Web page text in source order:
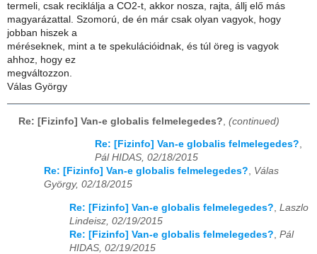
termeli, csak reciklálja a CO2-t, akkor nosza, rajta, állj elő más
magyarázattal. Szomorú, de én már csak olyan vagyok, hogy
jobban hiszek a
méréseknek, mint a te spekulációidnak, és túl öreg is vagyok
ahhoz, hogy ez
megváltozzon.
Válas György
Re: [Fizinfo] Van-e globalis felmelegedes? (continued)
Re: [Fizinfo] Van-e globalis felmelegedes?,
Pál HIDAS, 02/18/2015
Re: [Fizinfo] Van-e globalis felmelegedes?, Válas
György, 02/18/2015
Re: [Fizinfo] Van-e globalis felmelegedes? Laszlo
Lindeisz, 02/19/2015
Re: [Fizinfo] Van-e globalis felmelegedes? Pál
HIDAS, 02/19/2015